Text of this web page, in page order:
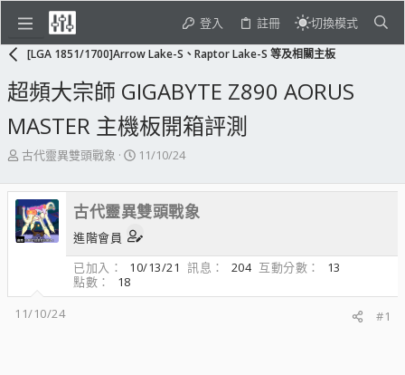
登入 註冊 切換模式
[LGA 1851/1700]Arrow Lake-S、Raptor Lake-S 等及相關主板
超頻大宗師 GIGABYTE Z890 AORUS
MASTER 主機板開箱評測
主
發
起
人
古代靈異雙頭戰象
開
日
期
11/10/24
古代靈異雙頭戰象
進階會員
已加入
10/13/21 訊息 204 互動分數
13
點數
18
11/10/24
#1